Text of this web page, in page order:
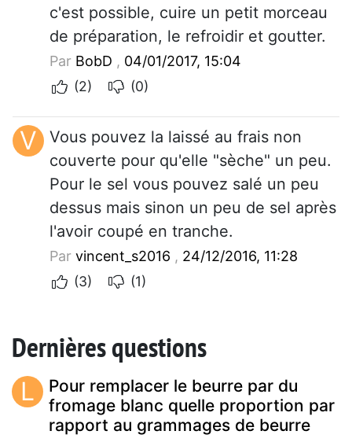
c'est possible, cuire un petit morceau
de préparation, le refroidir et goutter.
Par BobD , 04/01/2017, 15:04
(2)
(0)
V
Vous pouvez la laissé au frais non
couverte pour qu'elle "sèche" un peu.
Pour le sel vous pouvez salé un peu
dessus mais sinon un peu de sel après
l'avoir coupé en tranche.
Par vincent_s2016 , 24/12/2016, 11:28
(3)
(1)
Dernières questions
L
Pour remplacer le beurre par du
fromage blanc quelle proportion par
rapport au grammages de beurre